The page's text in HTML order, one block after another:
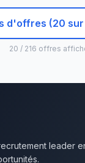
d'offres (20
20 / 216 offres
leader